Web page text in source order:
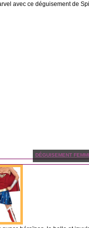
avec ce déguisement de
DÉGUISEMENT